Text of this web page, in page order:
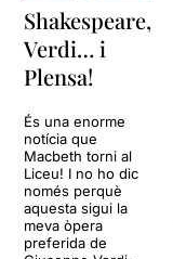
Shakespeare,
Verdi… i
Plensa!
És una enorme
notícia que
Macbeth torni al
Liceu! I no ho dic
només perquè
aquesta sigui la
meva òpera
preferida de